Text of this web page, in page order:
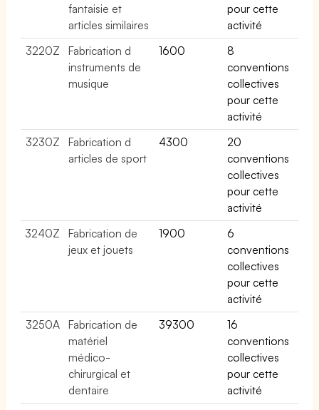
fantaisie et
articles similaires
pour cette
activité
3220Z
Fabrication d
instruments de
musique
1600
8
conventions
collectives
pour cette
activité
3230Z
Fabrication d
articles de sport
4300
20
conventions
collectives
pour cette
activité
3240Z
Fabrication de
jeux et jouets
1900
6
conventions
collectives
pour cette
activité
3250A
Fabrication de
matériel
médico-
chirurgical et
dentaire
39300
16
conventions
collectives
pour cette
activité